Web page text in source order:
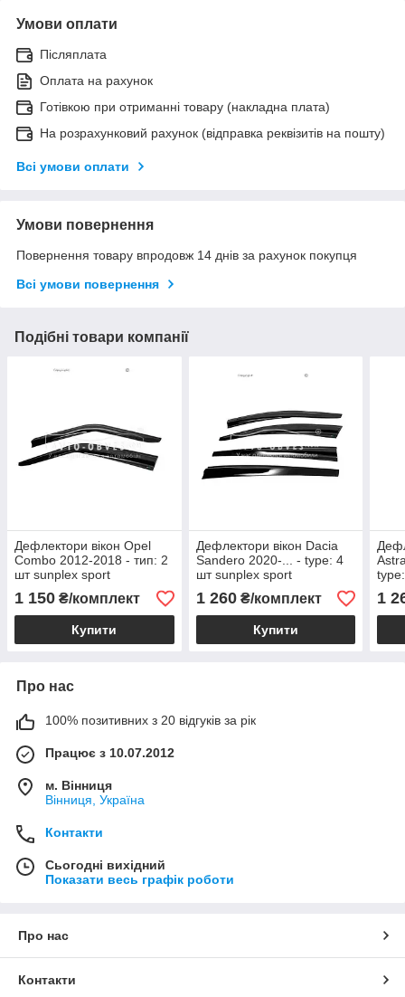
Умови оплати
Післяплата
Оплата на рахунок
Готівкою при отриманні товару (накладна плата)
На розрахунковий рахунок (відправка реквізитів на пошту)
Всі умови оплати
Умови повернення
Повернення товару впродовж 14 днів за рахунок покупця
Всі умови повернення
Подібні товари компанії
Дефлектори вікон Opel
Combo 2012-2018 - тип: 2
шт sunplex sport
1 150 ₴/комплект
Купити
Дефлектори вікон Dacia
Sandero 2020-... - type: 4
шт sunplex sport
1 260₴/комплект
Купити
1
Про нас
100% позитивних з 20 відгуків за рік
Працює з 10.07.2012
м. Вінниця
Вінниця, Україна
Контакти
Сьогодні вихідний
Показати весь графік роботи
Про нас
Контакти